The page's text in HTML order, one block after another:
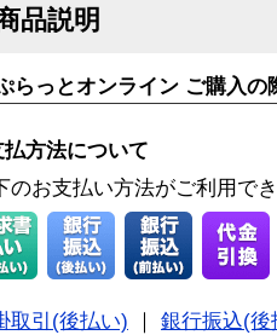
品説明
らっとオンライン ご購入の
払方法について
のお支払い方法がご利用で
取引(後払い)
銀行振込(後